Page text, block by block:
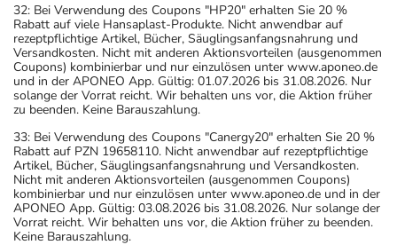
32: Bei Verwendung des Coupons "HP20" erhalten Sie 20 %
Rabatt auf viele Hansaplast-Produkte. Nicht anwendbar auf
rezeptpflichtige Artikel, Bücher, Säuglingsanfangsnahrung und
Versandkosten. Nicht mit anderen Aktionsvorteilen (ausgenommen
Coupons) kombinierbar und nur einzulösen unter www.aponeo.de
und in der APONEO App. Gültig: 01.07.2026 bis 31.08.2026. Nur
solange der Vorrat reicht. Wir behalten uns vor, die Aktion früher
zu beenden. Keine Barauszahlung.
33: Bei Verwendung des Coupons "Canergy20" erhalten Sie 20 %
Rabatt auf PZN 19658110. Nicht anwendbar auf rezeptpflichtige
Artikel, Bücher, Säuglingsanfangsnahrung und Versandkosten.
Nicht mit anderen Aktionsvorteilen (ausgenommen Coupons)
kombinierbar und nur einzulösen unter www.aponeo.de und in der
APONEO App. Gültig: 03.08.2026 bis 31.08.2026. Nur solange der
Vorrat reicht. Wir behalten uns vor, die Aktion früher zu beenden.
Keine Barauszahlung.